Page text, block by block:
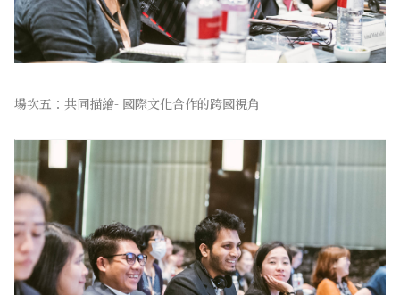
場次五：共同描繪- 國際文化合作的跨國視角